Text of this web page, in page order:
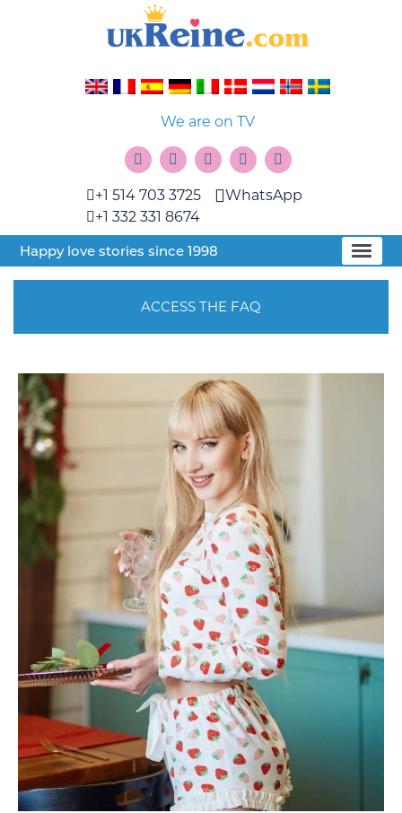
We are on TV
+1 514 703 3725
+1 332 331 8674
WhatsApp
Happy love stories since 1998
ACCESS THE FAQ